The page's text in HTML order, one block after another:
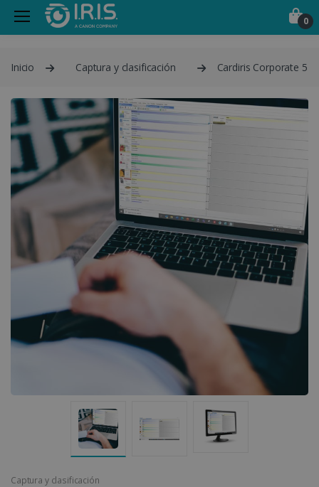
0
Inicio Captura y clasificación Cardiris Corporate 5
Captura y clasificación